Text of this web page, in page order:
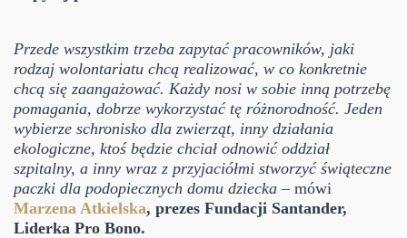
Przede wszystkim trzeba zapytać pracowników, jaki
rodzaj wolontariatu chcą realizować, w co konkretnie
chcą się zaangażować. Każdy nosi w sobie inną potrzebę
pomagania, dobrze wykorzystać tę różnorodność. Jeden
wybierze schronisko dla zwierząt, inny działania
ekologiczne, ktoś będzie chciał odnowić oddział
szpitalny, a inny wraz z przyjaciółmi stworzyć świąteczne
paczki dla podopiecznych domu dziecka – mówi
Marzena Atkielska, prezes Fundacji Santander,
Liderka Pro Bono.